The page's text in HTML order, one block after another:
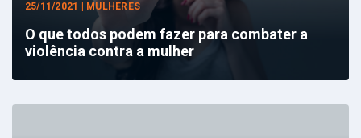
25/11/2021 | MULHERES
O que todos podem fazer para combater a
violência contra a mulher